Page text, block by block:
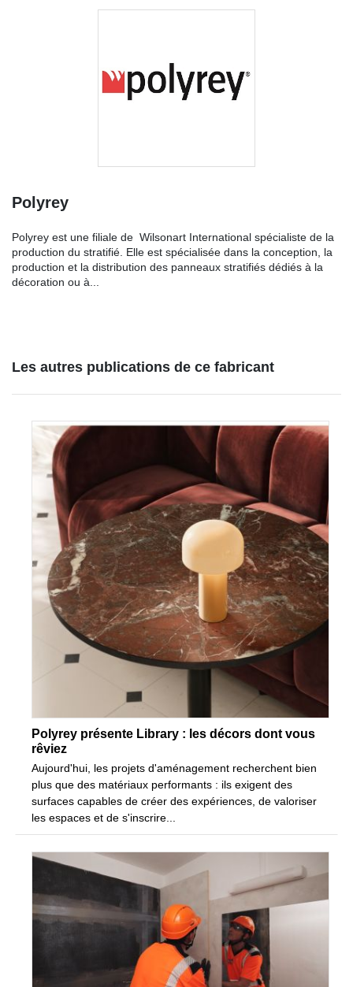
Polyrey
Polyrey est une filiale de Wilsonart International spécialiste de la
production du stratifié. Elle est spécialisée dans la conception, la
production et la distribution des panneaux stratifiés dédiés à la
décoration ou à...
Les autres publications de ce fabricant
Polyrey présente Library : les décors dont vous
rêviez
Aujourd'hui, les projets d'aménagement recherchent bien
plus que des matériaux performants : ils exigent des
surfaces capables de créer des expériences, de valoriser
les espaces et de s'inscrire...